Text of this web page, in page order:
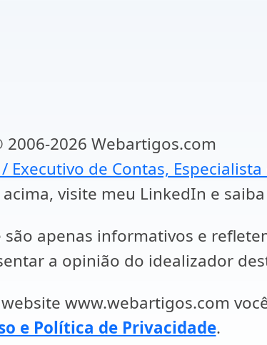
2006-2026 Webartigos.com
Executivo de Contas,
visite meu LinkedIn e
apenas informativos e
a opinião do idealizador
www.webartigos.com
e Política de Privacidade.